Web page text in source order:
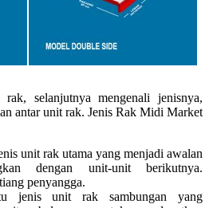
rak, selanjutnya mengenali jenisnya,
antar unit rak. Jenis Rak Midi Market
unit rak utama yang menjadi awalan
dengan unit-unit berikutnya.
penyangga.
jenis unit rak sambungan yang